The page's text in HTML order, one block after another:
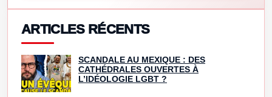
ARTICLES RÉCENTS
SCANDALE AU MEXIQUE : DES
CATHÉDRALES OUVERTES À
L’IDÉOLOGIE LGBT ?